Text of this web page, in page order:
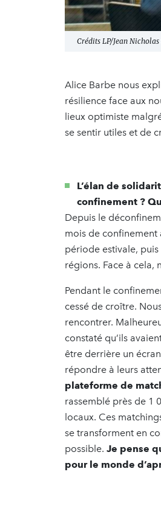
Crédits LP/Jean
Alice Barbe nous
résilience face aux
lieux optimiste
se sentir utiles et de
L’élan de
confinement ?
Depuis le
mois de confinement
période estivale,
régions. Face à cela,
Pendant le
cessé de croître.
rencontrer.
constaté qu’ils
être derrière un
répondre à leurs
plateforme de
rassemblé près de 1
locaux. Ces
se transforment en
possible. Je pense
pour le monde